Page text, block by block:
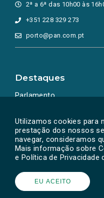
Utilizamos cookies para
prestação dos nossos
navegar, consideramos
Mais informação sobre
e Política de Privacidade
EU ACEITO
2ª a 6ª das 10h00 às
+351 228 329 273
porto@pan.com.pt
Destaques
Parlamento
Powered by © PAN